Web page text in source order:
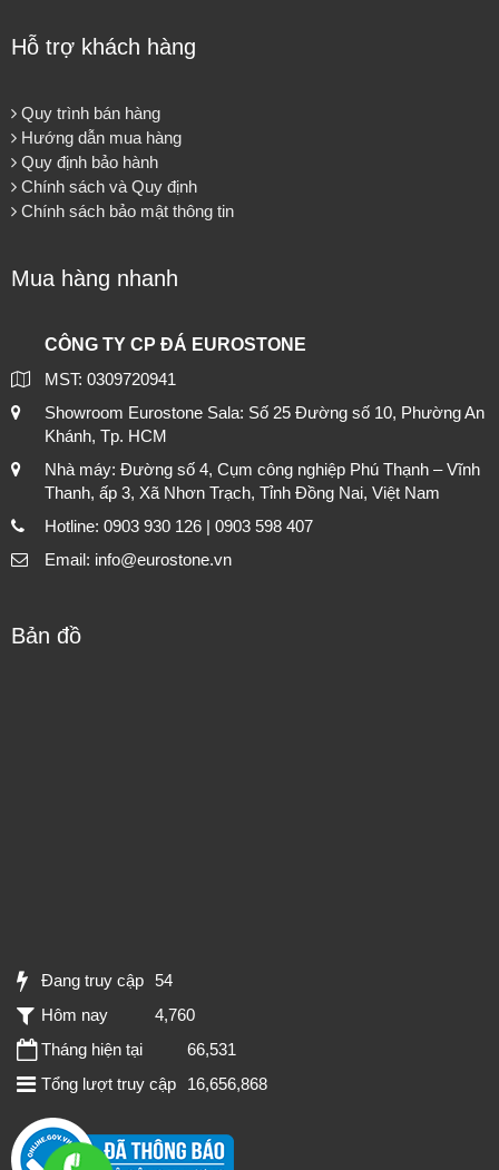
Hỗ trợ khách hàng
Quy trình bán hàng
Hướng dẫn mua hàng
Quy định bảo hành
Chính sách và Quy định
Chính sách bảo mật thông tin
Mua hàng nhanh
CÔNG TY CP ĐÁ EUROSTONE
MST: 0309720941
Showroom Eurostone Sala: Số 25 Đường số 10, Phường An
Khánh, Tp. HCM
Nhà máy: Đường số 4, Cụm công nghiệp Phú Thạnh – Vĩnh
Thanh, ấp 3, Xã Nhơn Trạch, Tỉnh Đồng Nai, Việt Nam
Hotline: 0903 930 126 | 0903 598 407
Email: info@eurostone.vn
Bản đồ
Đang truy cập 54
Hôm nay
4,760
Tháng hiện tại
66,531
Tổng lượt truy cập
16,656,868